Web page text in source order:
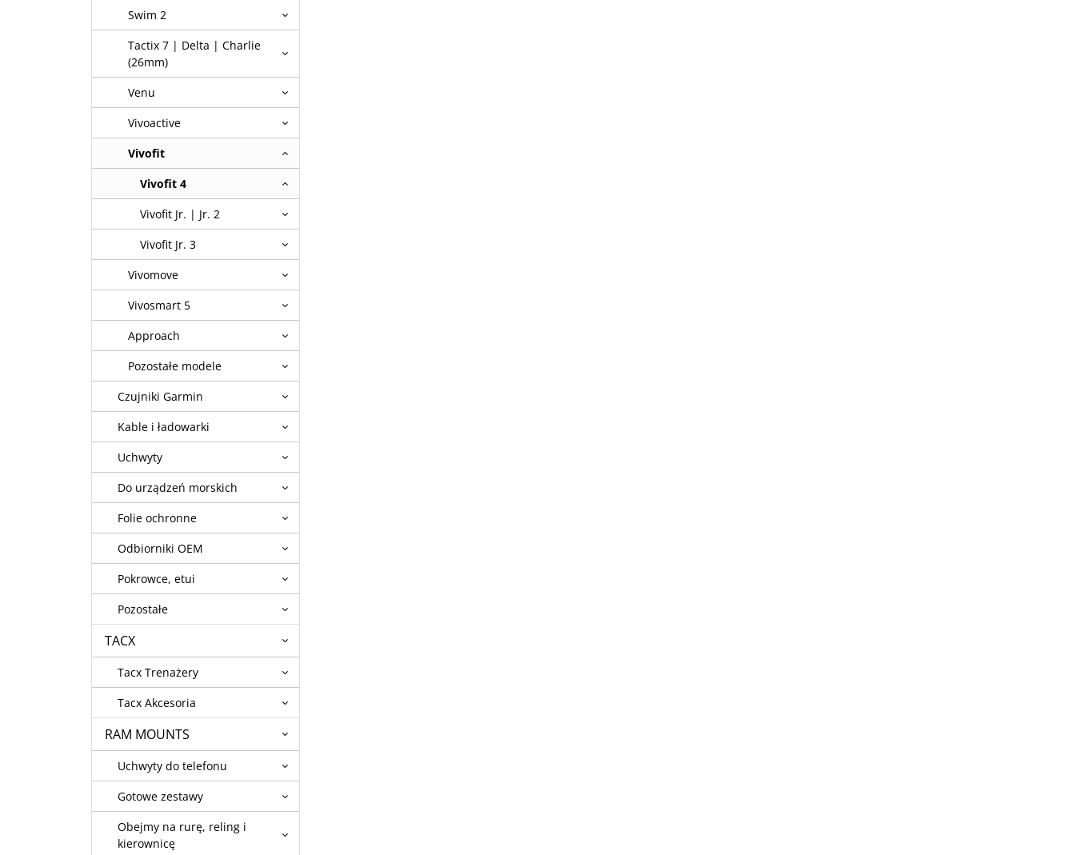
Swim 2
Tactix 7 | Delta | Charlie
(26mm)
Venu
Vivoactive
Vivofit
Vivofit 4
Vivofit Jr. | Jr. 2
Vivofit Jr. 3
Vivomove
Vivosmart 5
Approach
Pozostałe modele
Czujniki Garmin
Kable i ładowarki
Uchwyty
Do urządzeń morskich
Folie ochronne
Odbiorniki OEM
Pokrowce, etui
Pozostałe
TACX
Tacx Trenażery
Tacx Akcesoria
RAM MOUNTS
Uchwyty do telefonu
Gotowe zestawy
Obejmy na rurę, reling i
kierownicę